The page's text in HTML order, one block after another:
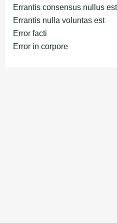
Errantis consensus nullus est
Errantis nulla voluntas est
Error facti
Error in corpore